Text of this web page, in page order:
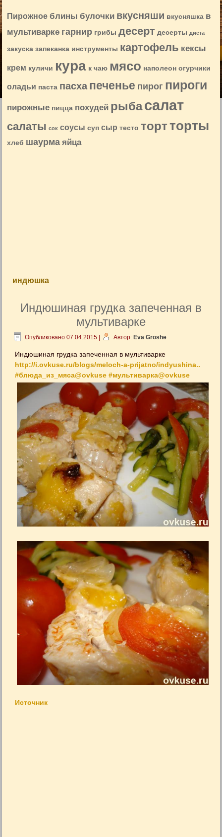
Пирожное блины булочки вкусняши вкусняшка в
мультиварке гарнир грибы десерт десерты диета
закуска запеканка инструменты картофель кексы
крем куличи кура к чаю мясо наполеон огурчики
оладьи паста пасха печенье пирог пироги
пирожные пицца похудей рыбасалат
салаты сок соусы суп сыр тесто торт торты
хлеб шаурма яйца
индюшка
Индюшиная грудка запеченная в
мультиварке
Опубликовано 07.04.2015 Автор: Eva Groshe
Индюшиная грудка запеченная в мультиварке
http://i.ovkuse.ru/blogs/meloch-a-prijatno/indyushina..
#блюда_из_мяса@ovkuse #мультиварка@ovkuse
Источник